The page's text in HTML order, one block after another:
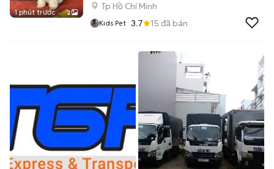
1 phút trước 2
Tp Hồ Chí Minh
Kids Pet 3.7 15 đã bán